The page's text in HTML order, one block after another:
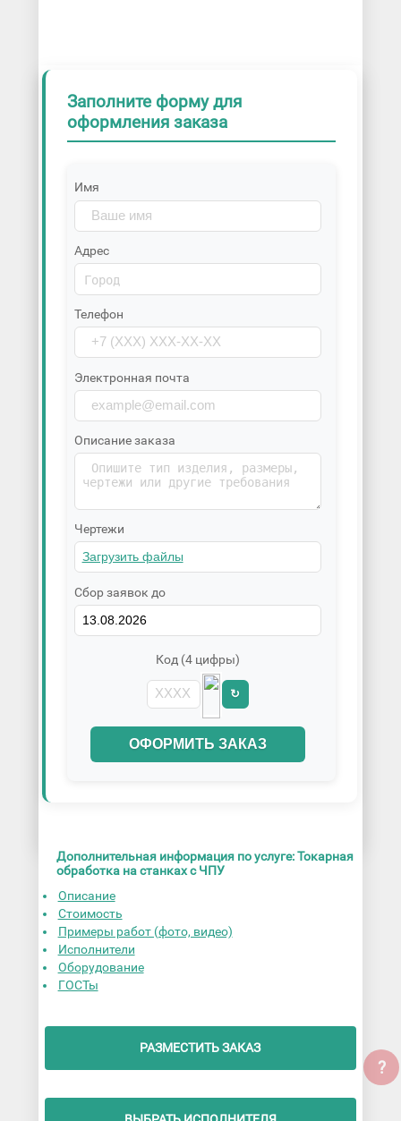
Заполните форму для
оформления заказа
Имя
Адрес
Телефон
Электронная почта
Описание заказа
Чертежи
Сбор заявок до
Код (4 цифры)
↻
ОФОРМИТЬ ЗАКАЗ
Дополнительная информация по услуге: Токарная
обработка на станках с ЧПУ
Описание
Стоимость
Примеры работ (фото, видео)
Исполнители
Оборудование
ГОСТы
РАЗМЕСТИТЬ ЗАКАЗ
?